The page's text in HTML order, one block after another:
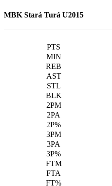
MBK Stará Turá U2015